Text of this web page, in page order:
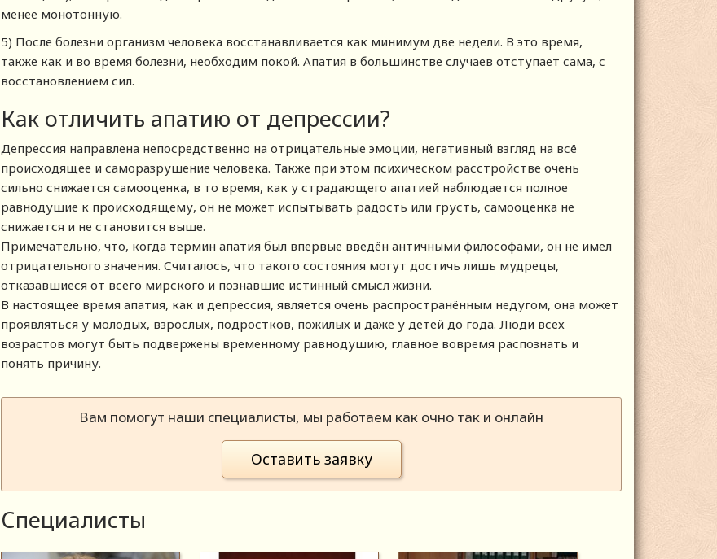
менее монотонную.
5) После болезни организм человека восстанавливается как минимум две недели. В это время,
также как и во время болезни, необходим покой. Апатия в большинстве случаев отступает сама, с
восстановлением сил.
Как отличить апатию от депрессии?
Депрессия направлена непосредственно на отрицательные эмоции, негативный взгляд на всё
происходящее и саморазрушение человека. Также при этом психическом расстройстве очень
сильно снижается самооценка, в то время, как у страдающего апатией наблюдается полное
равнодушие к происходящему, он не может испытывать радость или грусть, самооценка не
снижается и не становится выше.
Примечательно, что, когда термин апатия был впервые введён античными философами, он не имел
отрицательного значения. Считалось, что такого состояния могут достичь лишь мудрецы,
отказавшиеся от всего мирского и познавшие истинный смысл жизни.
В настоящее время апатия, как и депрессия, является очень распространённым недугом, она может
проявляться у молодых, взрослых, подростков, пожилых и даже у детей до года. Люди всех
возрастов могут быть подвержены временному равнодушию, главное вовремя распознать и
понять причину.
Вам помогут наши специалисты, мы работаем как очно так и онлайн
Оставить заявку
Специалисты